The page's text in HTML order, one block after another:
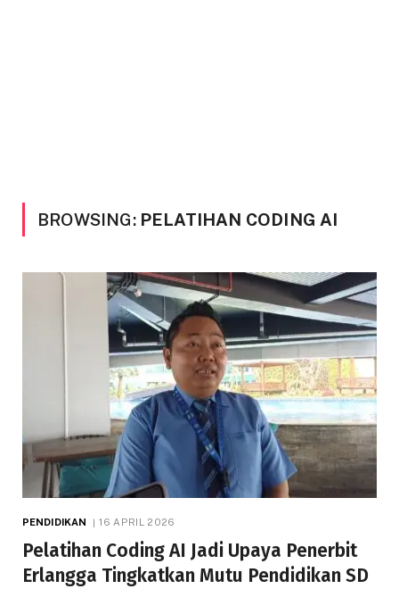
BROWSING: PELATIHAN CODING AI
PENDIDIKAN 16 APRIL 2026
Pelatihan Coding AI Jadi Upaya Penerbit
Erlangga Tingkatkan Mutu Pendidikan SD